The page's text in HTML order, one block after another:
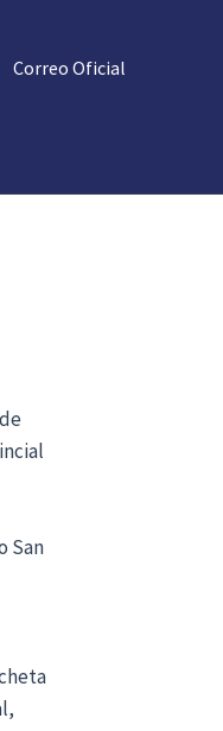
Correo Oficial
San